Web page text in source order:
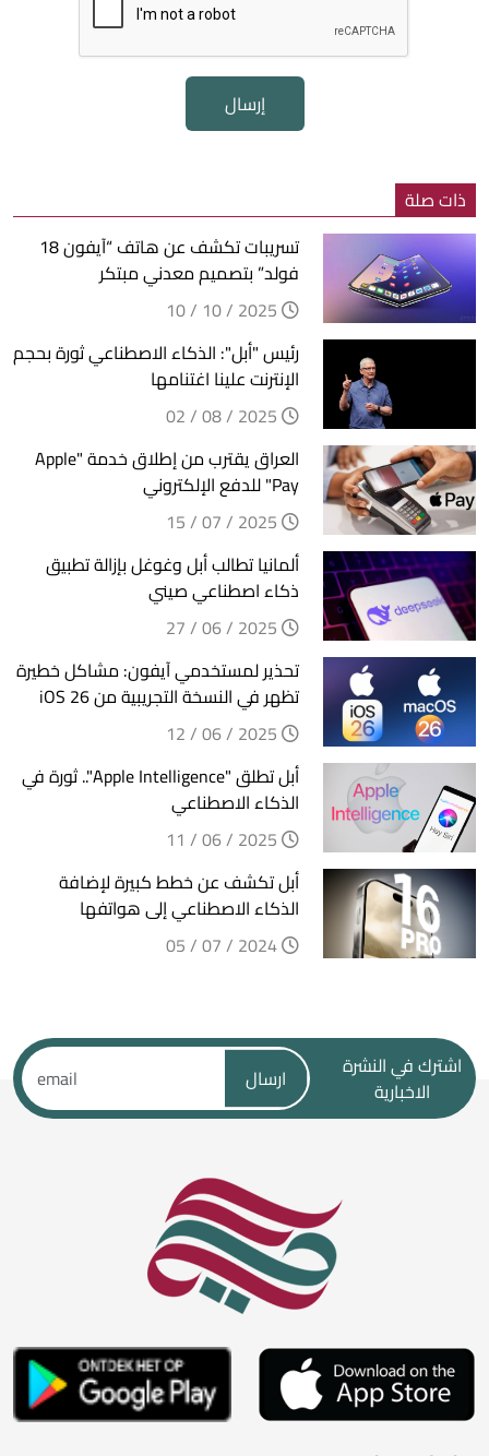
إرسال
ذات صلة
تسريبات تكشف عن هاتف “آيفون 18
فولد” بتصميم معدني مبتكر
رئيس "أبل": الذكاء الاصطناعي ثورة بحجم
الإنترنت علينا اغتنامها
العراق يقترب من إطلاق خدمة "Apple
Pay" للدفع الإلكتروني
ألمانيا تطالب أبل وغوغل بإزالة تطبيق
ذكاء اصطناعي صيني
تحذير لمستخدمي آيفون: مشاكل خطيرة
تظهر في النسخة التجريبية من iOS 26
أبل تطلق "Apple Intelligence".. ثورة في
الذكاء الاصطناعي
أبل تكشف عن خطط كبيرة لإضافة
الذكاء الاصطناعي إلى هواتفها
اشترك في النشرة
الاخبارية
ارسال